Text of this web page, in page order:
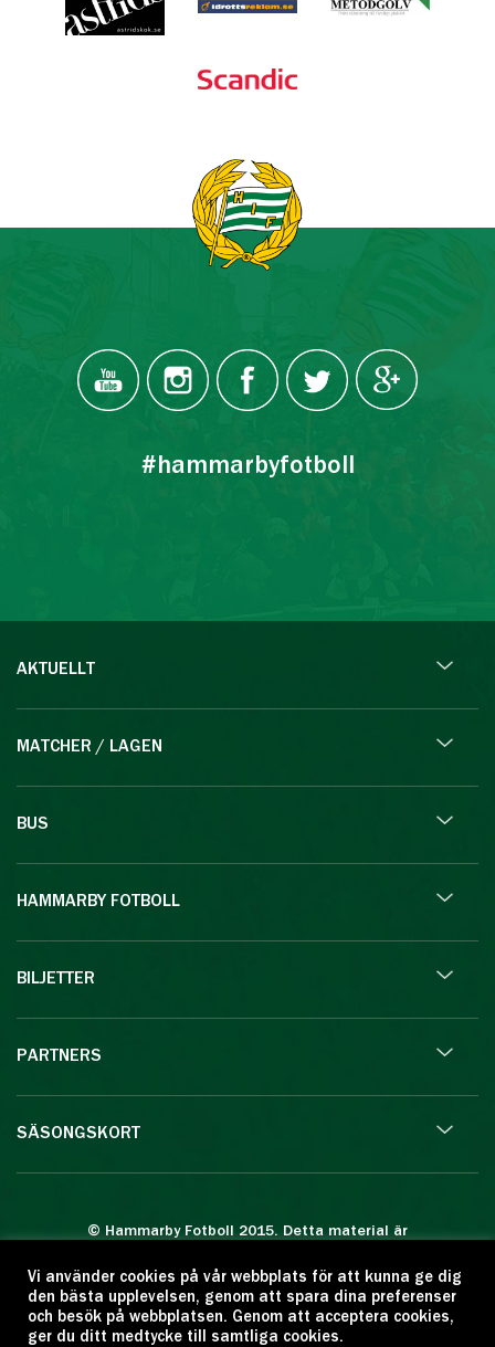
#hammarbyfotboll
AKTUELLT
MATCHER / LAGEN
BUS
HAMMARBY FOTBOLL
BILJETTER
PARTNERS
SÄSONGSKORT
© Hammarby Fotboll 2015. Detta material är
Eftertryck eller annan kopiering är förbjuden.
Citera oss gärna men ange källan:
www.hammarbyfotboll.se. Ansvarig utgivare:
Vi använder cookies på vår webbplats för att kunna ge dig
den bästa upplevelsen, genom att spara dina preferenser
och besök på webbplatsen. Genom att acceptera cookies,
ger du ditt medtycke till samtliga cookies.